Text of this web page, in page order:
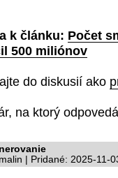
k článku: Počet
500 miliónov
do diskusií ako
na ktorý
| Pridané: 2025-11-